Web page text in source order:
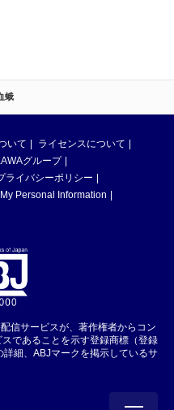
蛾
いて
ライセンスについて
グループ
ライバシーポリシー
Personal Information
信サービスが、著作権者からコン
であることを示す登録商標（登録
細、ABJマークを掲示しているサ